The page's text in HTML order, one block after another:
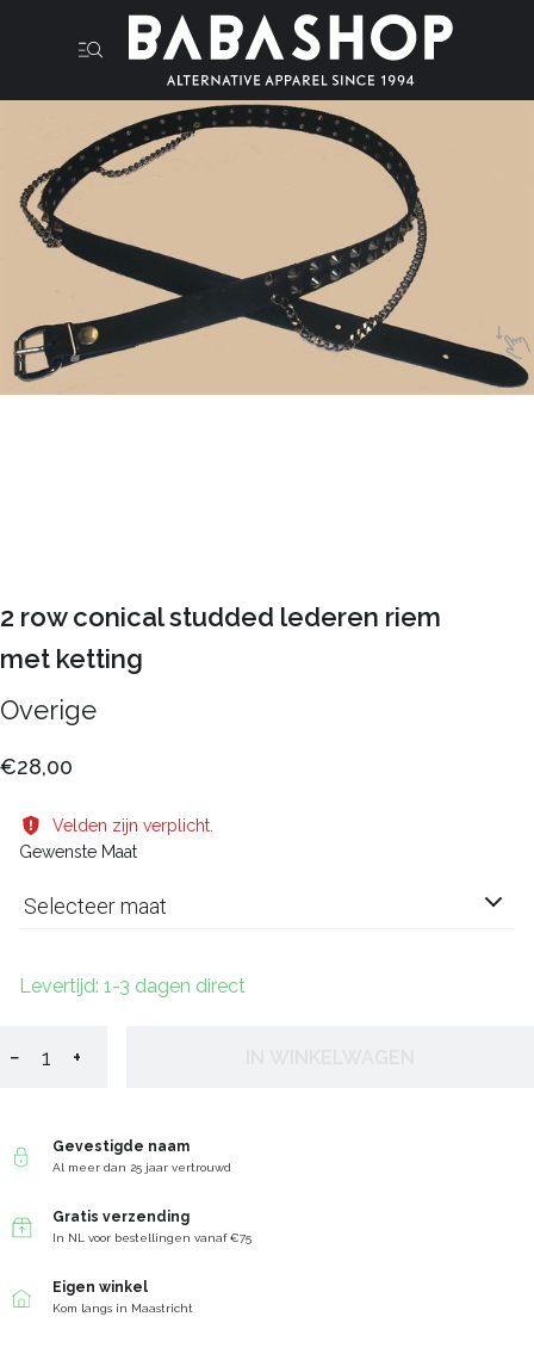
2 row conical studded lederen riem
met ketting
Overige
€28,00
Velden zijn verplicht.
Gewenste Maat
Selecteer maat
Levertijd: 1-3 dagen direct
− +
Gevestigde naam
Al meer dan 25 jaar vertrouwd
Gratis verzending
In NL voor bestellingen vanaf €75
Eigen winkel
Kom langs in Maastricht